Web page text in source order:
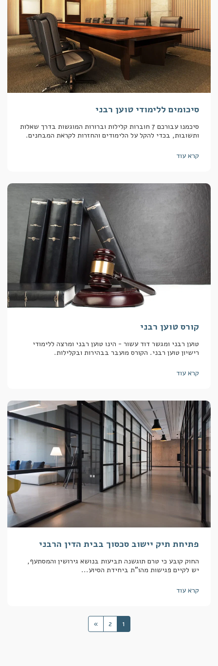
סיכומים ללימודי טוען רבני
סיכמנו עבורכם 7 חוברות קלילות וברורות המוגשות בדרך שאלות
ותשובות, בכדי להקל על הלימודים והחזרות לקראת המבחנים.
קרא עוד
קורס טוען רבני
טוען רבני ומגשר דוד עשור - הינו טוען רבני ומרצה ללימודי
רישיון טוען רבני. הקורס מועבר בבהירות ובקלילות.
קרא עוד
פתיחת תיק יישוב סכסוך בבית הדין הרבני
החוק קובע כי טרם תוגשנה תביעות בנושא גירושין והמסתעף,
יש לקיים פגישות מהו"ת ביחידת הסיוע...
קרא עוד
1
2
»